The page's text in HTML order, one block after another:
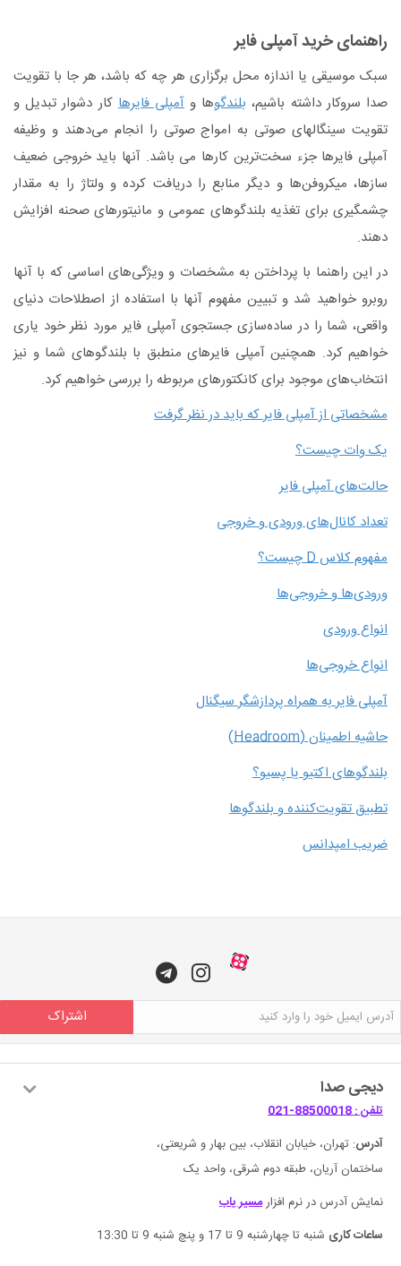
راهنمای خرید آمپلی فایر
سبک موسیقی یا اندازه محل برگزاری هر چه که باشد، هر جا با تقویت
صدا سروکار داشته باشیم،بلندگوها وآمپلی فایرهاکار دشوار تبدیل و
تقویت سینگالهای صوتی به امواج صوتی را انجام می‌دهند و وظیفه
آمپلی فایرها جزء سخت‌ترین کارها می باشد. آنها باید خروجی ضعیف
سازها، میکروفن‌ها و دیگر منابع را دریافت کرده و ولتاژ را به مقدار
چشمگیری برای تغذیه بلندگوهای عمومی و مانیتورهای صحنه افزایش
دهند.
در این راهنما با پرداختن به مشخصات و ویژگی‌های اساسی که با آنها
روبرو خواهید شد و تبیین مفهوم آنها با استفاده از اصطلاحات دنیای
واقعی، شما را در ساده‌سازی جستجوی آمپلی فایر مورد نظر خود یاری
خواهیم کرد. همچنین آمپلی فایرهای منطبق با بلندگوهای شما و نیز
انتخاب‌های موجود برای کانکتورهای مربوطه را بررسی خواهیم کرد.
مشخصاتی از آمپلی فایر که باید در نظر گرفت
یک وات چیست؟
حالت‌های آمپلی فایر
تعداد کانال‌های ورودی و خروجی
مفهوم کلاس D چیست؟
ورودی‌ها و خروجی‌ها
انواع ورودی
انواع خروجی‌ها
آمپلی فایر به همراه پردازشگر سیگنال
حاشیه اطمینان (Headroom)
بلندگوهای اکتیو یا پسیو؟
تطبیق تقویت‌کننده و بلندگوها
ضریب امپدانس
اشتراک
دیجی صدا
تلفن : 88500018-021
آدرس: تهران، خیابان انقلاب، بین بهار و شریعتی،
ساختمان آریان، طبقه دوم شرقی، واحد یک
نمایش آدرس در نرم افزارمسیر یاب
ساعات کاری شنبه تا چهارشنبه 9 تا 17 و پنچ شنبه 9 تا 13:30